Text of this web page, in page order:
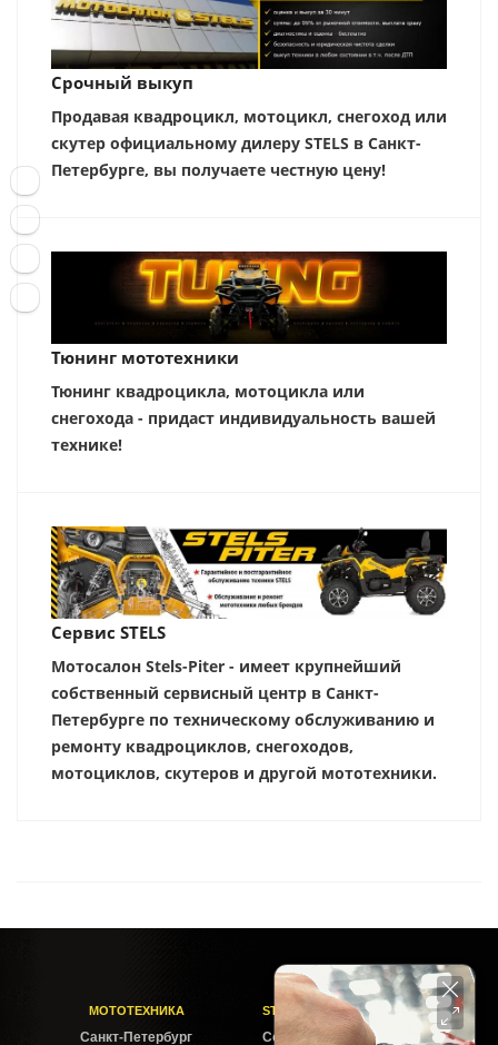
Срочный выкуп
Продавая квадроцикл, мотоцикл, снегоход или
скутер официальному дилеру STELS в Санкт-
Петербурге, вы получаете честную цену!
Тюнинг мототехники
Тюнинг квадроцикла, мотоцикла или
снегохода - придаст индивидуальность вашей
технике!
Сервис STELS
Мотосалон Stels-Piter - имеет крупнейший
собственный сервисный центр в Санкт-
Петербурге по техническому обслуживанию и
ремонту квадроциклов, снегоходов,
мотоциклов, скутеров и другой мототехники.
МОТОТЕХНИКА
Cанкт-Петербург
STELS-PITER СОФИЙСКАЯ
Софийская ул. 6Б